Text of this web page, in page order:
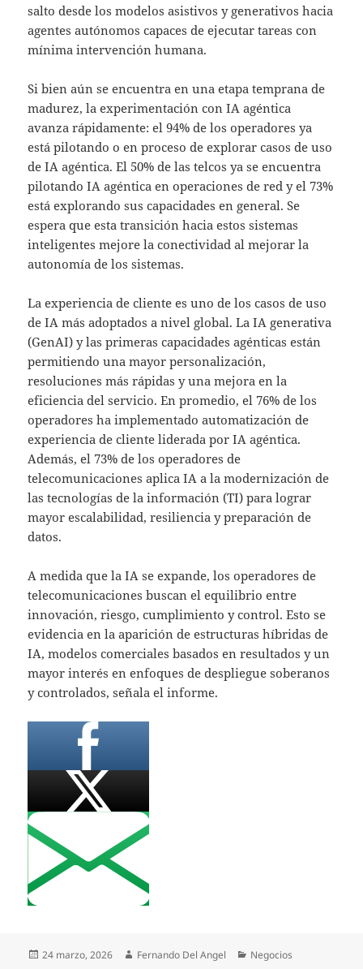
salto desde los modelos asistivos y generativos hacia
agentes autónomos capaces de ejecutar tareas con
mínima intervención humana.
Si bien aún se encuentra en una etapa temprana de
madurez, la experimentación con IA agéntica
avanza rápidamente: el 94% de los operadores ya
está pilotando o en proceso de explorar casos de uso
de IA agéntica. El 50% de las telcos ya se encuentra
pilotando IA agéntica en operaciones de red y el 73%
está explorando sus capacidades en general. Se
espera que esta transición hacia estos sistemas
inteligentes mejore la conectividad al mejorar la
autonomía de los sistemas.
La experiencia de cliente es uno de los casos de uso
de IA más adoptados a nivel global. La IA generativa
(GenAI) y las primeras capacidades agénticas están
permitiendo una mayor personalización,
resoluciones más rápidas y una mejora en la
eficiencia del servicio. En promedio, el 76% de los
operadores ha implementado automatización de
experiencia de cliente liderada por IA agéntica.
Además, el 73% de los operadores de
telecomunicaciones aplica IA a la modernización de
las tecnologías de la información (TI) para lograr
mayor escalabilidad, resiliencia y preparación de
datos.
A medida que la IA se expande, los operadores de
telecomunicaciones buscan el equilibrio entre
innovación, riesgo, cumplimiento y control. Esto se
evidencia en la aparición de estructuras híbridas de
IA, modelos comerciales basados en resultados y un
mayor interés en enfoques de despliegue soberanos
y controlados, señala el informe.
Publicado
24 marzo, 2026 Autor
Fernando Del Angel Categorías
Negocios